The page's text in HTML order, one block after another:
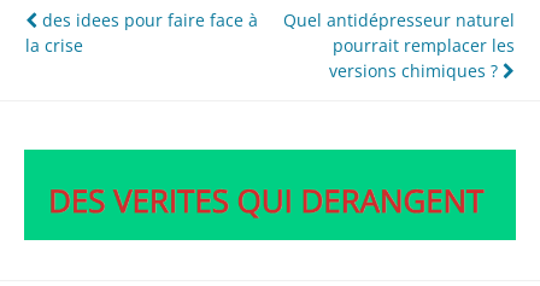
Navigation
de
des idees pour faire face à
la crise
Quel antidépresseur naturel
pourrait remplacer les
versions chimiques ?